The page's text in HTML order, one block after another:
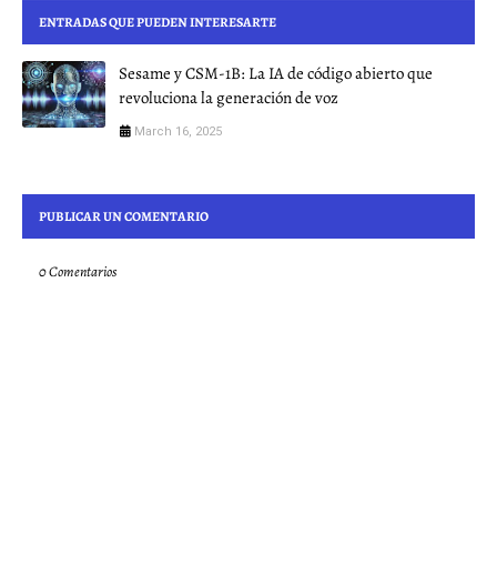
ENTRADAS QUE PUEDEN INTERESARTE
Sesame y CSM-1B: La IA de código abierto que
revoluciona la generación de voz
March 16, 2025
PUBLICAR UN COMENTARIO
0 Comentarios